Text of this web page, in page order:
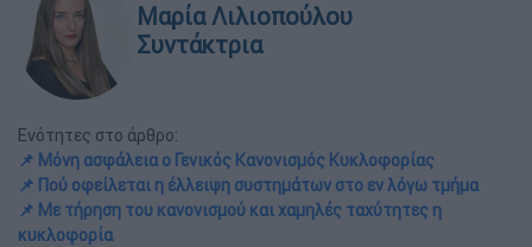
Μαρία Λιλιοπούλου
Συντάκτρια
Ενότητες στο άρθρο:
📌 Μόνη ασφάλεια ο Γενικός Κανονισμός Κυκλοφορίας
📌 Πού οφείλεται η έλλειψη συστημάτων στο εν λόγω τμήμα
📌 Με τήρηση του κανονισμού και χαμηλές ταχύτητες η
κυκλοφορία